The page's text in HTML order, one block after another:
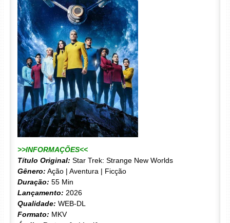
>>INFORMAÇÕES<<
Título Original: Star Trek: Strange New Worlds
Gênero: Ação | Aventura | Ficção
Duração: 55 Min
Lançamento: 2026
Qualidade: WEB-DL
Formato: MKV